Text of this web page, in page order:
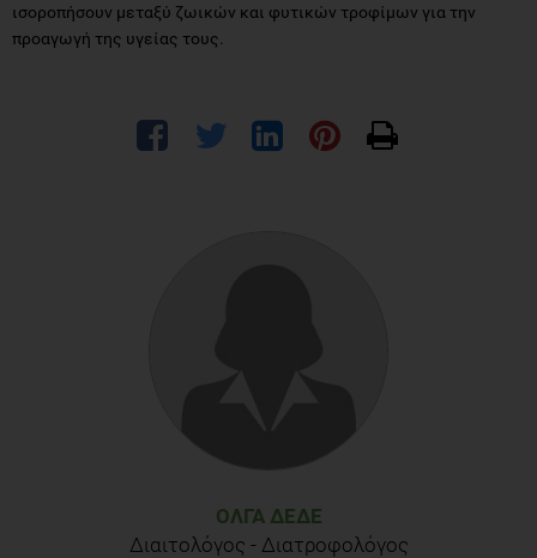
ισοροπήσουν μεταξύ ζωικών και φυτικών τροφίμων για την
προαγωγή της υγείας τους.
ΌΛΓΑ ΔΈΔΕ
Διαιτολόγος - Διατροφολόγος